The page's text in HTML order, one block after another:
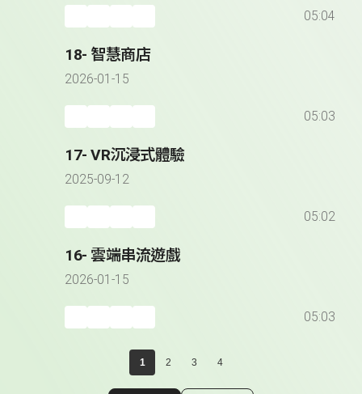
05:04
18- 智慧商店
2026-01-15
05:03
17- VR沉浸式體驗
2025-09-12
05:02
16- 雲端串流遊戲
2026-01-15
05:03
1 2 3 4